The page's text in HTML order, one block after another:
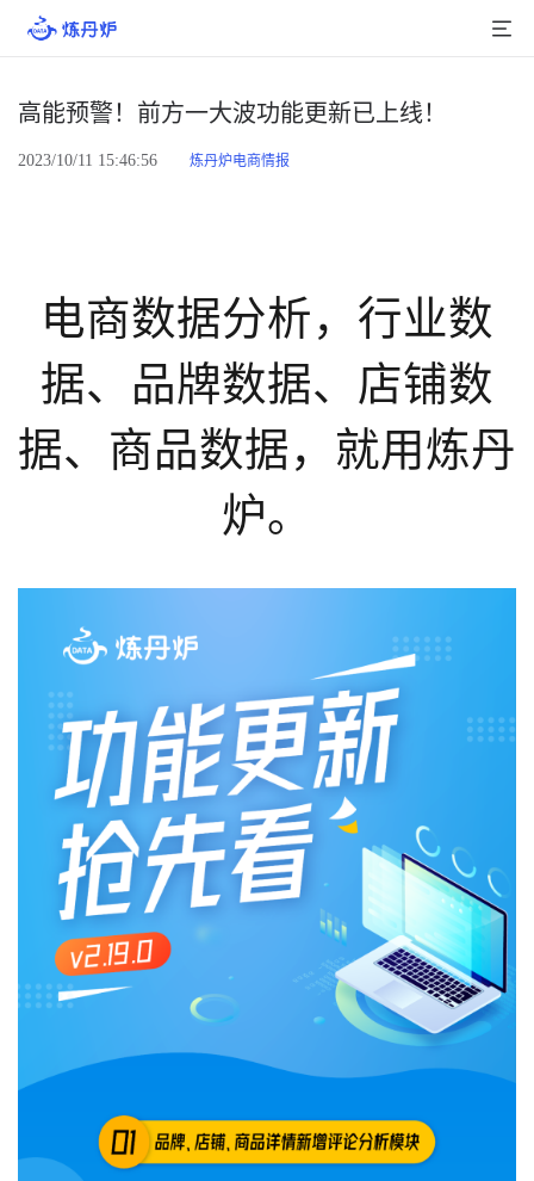
产品介绍
品牌数据
店铺数据
分析
数据中心
消费者说
解决方案
金融市场解决方案
电商解决方案
资源中心
新闻中心
公司介绍
高能预警！前方一大波功能更新已上线！
2023/10/11 15:46:56 炼丹炉电商情报
电商数据分析，行业数
据、品牌数据、店铺数
据、商品数据，就用炼丹
炉。